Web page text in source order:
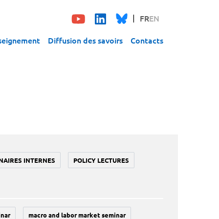
FREN
Diffusion des savoirs Contacts
INTERNES POLICY LECTURES
macro and labor market seminar